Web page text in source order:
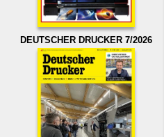
DEUTSCHER DRUCKER 7/2026